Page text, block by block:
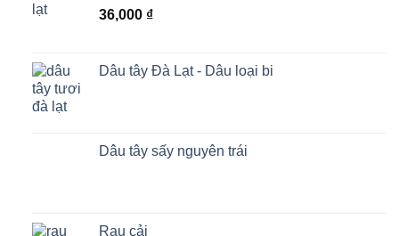
36,000 ₫
Dâu tây Đà Lạt - Dâu loại bi
Dâu tây sấy nguyên trái
Rau cải